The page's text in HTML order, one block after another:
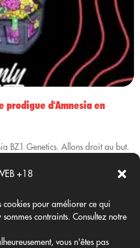
+18
cookies pour améliorer ce qui
contraints. Consultez notre
vous n'êtes pas
prodigue d'Amnesia en
BZ1 Genetics. Allons droit au but.
Brains CBD (génétique BZ1) est sa
: ce sont des « Mini »…